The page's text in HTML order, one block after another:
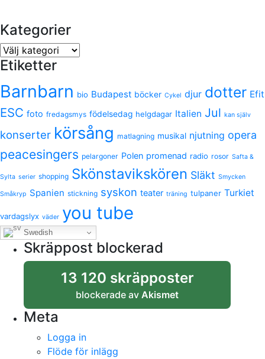
Kategorier
Kategorier
Etiketter
Barnbarn bio Budapest böcker Cykel djur dotter Efit
ESC foto fredagsmys födelsedag helgdagar Italien Jul kan själv
konserter körsång matlagning musikal njutning opera
peacesingers pelargoner Polen promenad radio rosor Safta &
Sylta serier shopping Skönstavikskören Släkt Smycken
Småkryp Spanien stickning syskon teater träning tulpaner Turkiet
vardagslyx väder you tube
Swedish
Skräppost blockerad
13 120 skräpposter
blockerade av Akismet
Meta
Logga in
Flöde för inlägg